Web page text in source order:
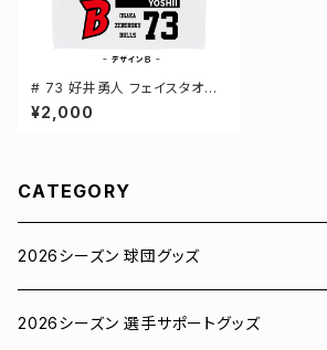
# 73 好井勇人 フェイスタオル
選手還元 2デザイン FT0144
¥2,000
CATEGORY
2026シーズン 球団グッズ
ユニフォーム
2026シーズン 選手サポートグッズ